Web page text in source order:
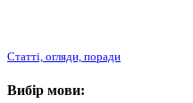
Статті, огляди, поради
Вибір мови: